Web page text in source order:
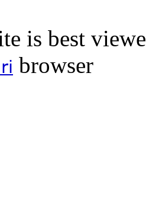
is best
browser